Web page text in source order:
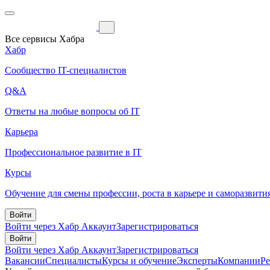
Все сервисы Хабра
Хабр
Сообщество IT-специалистов
Q&A
Ответы на любые вопросы об IT
Карьера
Профессиональное развитие в IT
Курсы
Обучение для смены профессии, роста в карьере и
Войти
Войти через Хабр АккаунтЗарегистрироваться
Войти
Войти через Хабр АккаунтЗарегистрироваться
ВакансииСпециалистыКурсы и обучениеЭкспертыКомпании